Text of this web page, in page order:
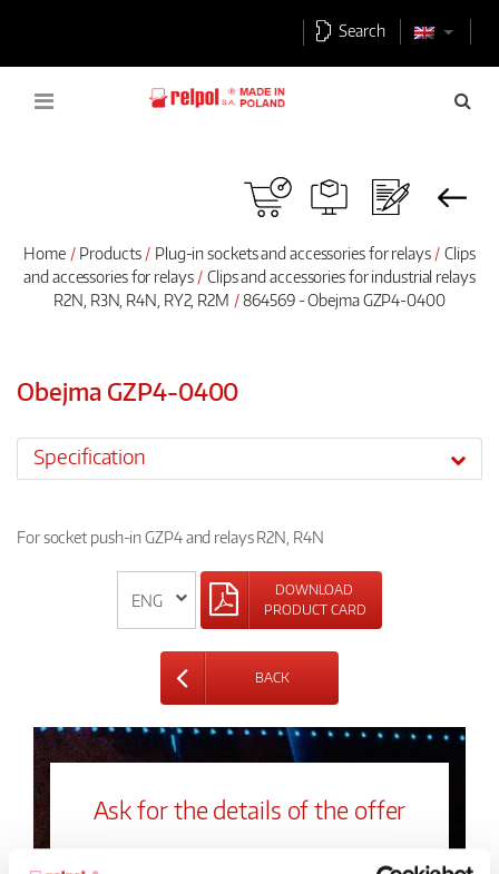
Search
Home Products Plug-in sockets and accessories for relays
Clips
and accessories for relays
Clips and accessories for industrial relays
R2N, R3N, R4N, RY2, R2M
864569 - Obejma GZP4-0400
Obejma GZP4-0400
Specification
For socket push-in GZP4 and relays R2N, R4N
DOWNLOAD
PRODUCT CARD
BACK
Ask for the details of the offer